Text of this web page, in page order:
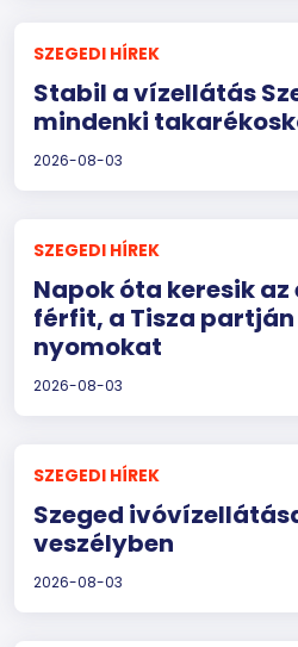
SZEGEDI HÍREK
Stabil a vízellátás
mindenki
2026-08-03
SZEGEDI HÍREK
Napok óta keresik
férfit, a Tisza
nyomokat
2026-08-03
SZEGEDI HÍREK
Szeged
veszélyben
2026-08-03